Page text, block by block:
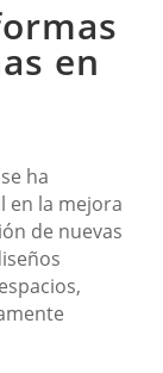
en
ha
en la mejora
de nuevas